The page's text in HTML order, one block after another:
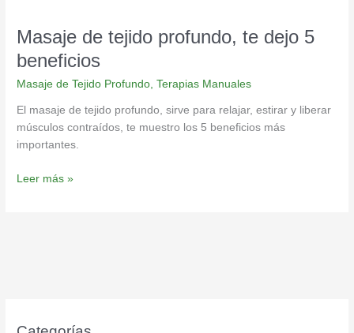
Masaje de tejido profundo, te dejo 5
beneficios
Masaje de Tejido Profundo ,Terapias Manuales
El masaje de tejido profundo, sirve para relajar, estirar y liberar
músculos contraídos, te muestro los 5 beneficios más
importantes.
Leer más »